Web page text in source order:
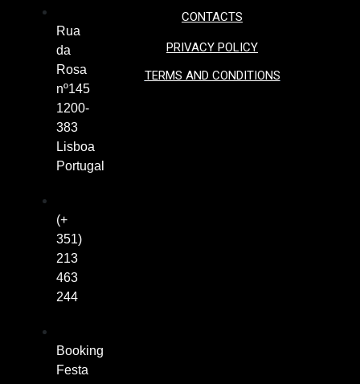
Rua
da
Rosa
nº145
1200-
383
Lisboa
Portugal
(+
351)
213
463
244
Booking
Festa
CONTACTS
PRIVACY POLICY
TERMS AND CONDITIONS